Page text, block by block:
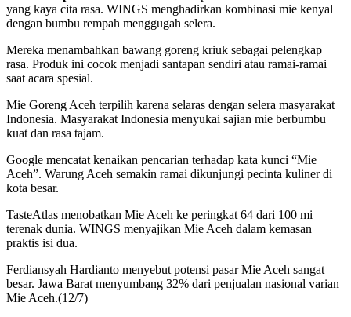
yang kaya cita rasa. WINGS menghadirkan kombinasi mie kenyal
dengan bumbu rempah menggugah selera.
Mereka menambahkan bawang goreng kriuk sebagai pelengkap
rasa. Produk ini cocok menjadi santapan sendiri atau ramai-ramai
saat acara spesial.
Mie Goreng Aceh terpilih karena selaras dengan selera masyarakat
Indonesia. Masyarakat Indonesia menyukai sajian mie berbumbu
kuat dan rasa tajam.
Google mencatat kenaikan pencarian terhadap kata kunci “Mie
Aceh”. Warung Aceh semakin ramai dikunjungi pecinta kuliner di
kota besar.
TasteAtlas menobatkan Mie Aceh ke peringkat 64 dari 100 mi
terenak dunia. WINGS menyajikan Mie Aceh dalam kemasan
praktis isi dua.
Ferdiansyah Hardianto menyebut potensi pasar Mie Aceh sangat
besar. Jawa Barat menyumbang 32% dari penjualan nasional varian
Mie Aceh.(12/7)